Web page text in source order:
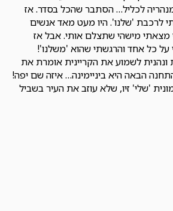
מנהריה לכליל… הסתבר שהכל בסדר. אז
לרכבת 'שלנו'. היו מעט מאד אנשים
מצאתי מישהי שתצלם אותי. אבל אז
כל אחד והרגשתי שהוא 'משלנו'!
ונהנית לשמוע את הקריינית אומרת את
הבאה היא ביניימינה… איזה שם יפה!
'שלי' זיו, שלא עוזב את העיר בשביל